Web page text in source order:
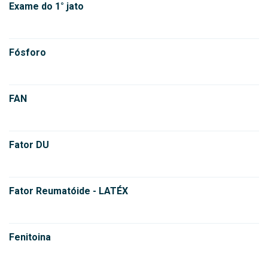
Exame do 1° jato
Fósforo
FAN
Fator DU
Fator Reumatóide - LATÉX
Fenitoina